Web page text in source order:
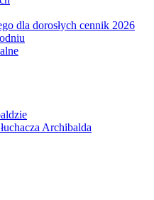
dla dorosłych cennik 2026
Archibalda